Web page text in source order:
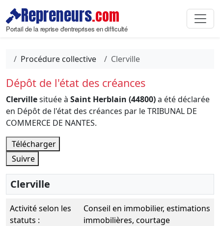
Repreneurs.com
Portail de la reprise d'entreprises en difficulté
Procédure collective Clerville
Dépôt de l'état des créances
Clervillesituée à Saint Herblain (44800)a été déclarée
en Dépôt de l'état des créances par le TRIBUNAL DE
COMMERCE DE NANTES.
Télécharger
Suivre
Clerville
Activité selon les
statuts :
Conseil en immobilier, estimations
immobilières, courtage